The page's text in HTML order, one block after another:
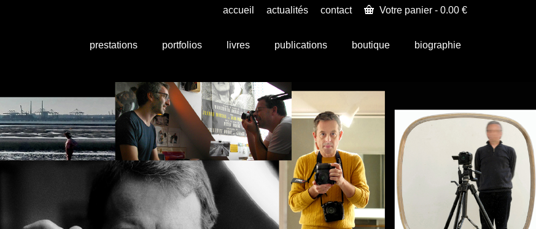
accueil actualités contact Votre panier - 0.00 €
prestations portfolios livres publications boutique biographie